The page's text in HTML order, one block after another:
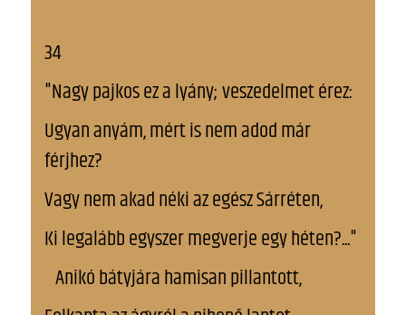
34
"Nagy pajkos ez a lyány; veszedelmet érez:
Ugyan anyám, mért is nem adod már
férjhez?
Vagy nem akad néki az egész Sárréten,
Ki legalább egyszer megverje egy héten?..."
Anikó bátyjára hamisan pillantott,